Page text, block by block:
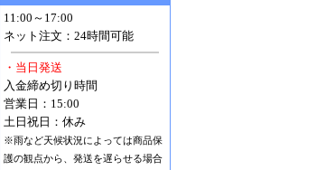
11:00～17:00
ネット注文：24時間可能
・当日発送
入金締め切り時間
営業日：15:00
土日祝日：休み
※雨など天候状況によっては商品保
護の観点から、発送を遅らせる場合